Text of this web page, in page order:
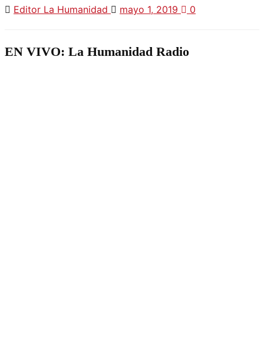
Editor La Humanidad mayo 1, 2019 0
EN VIVO: La Humanidad Radio